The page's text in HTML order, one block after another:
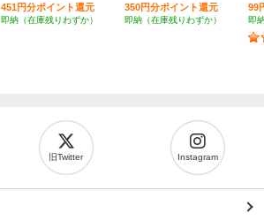
451円分ポイント還元
即納（在庫残りわずか）
350円分ポイント還元
即納（在庫残りわずか）
99
即
旧Twitter Instagram